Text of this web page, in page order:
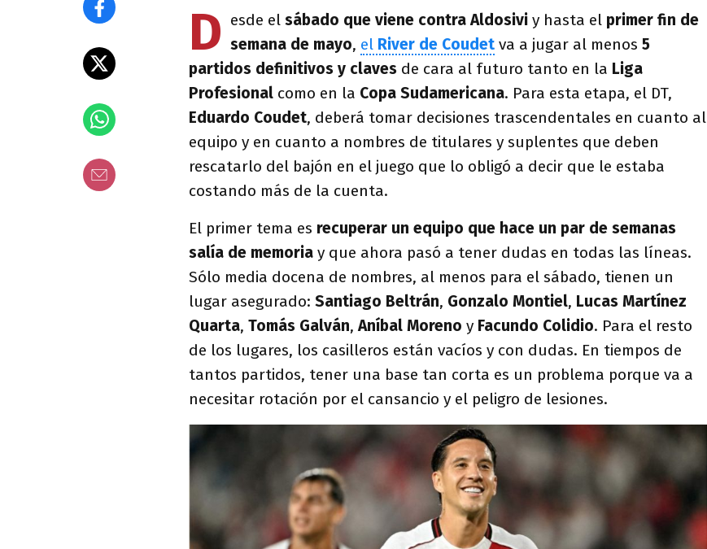
D esde el sábado que viene contra Aldosivi y hasta el primer fin de
semana de mayo, el River de Coudet va a jugar al menos 5
partidos definitivos y claves de cara al futuro tanto en la Liga
Profesional como en la Copa Sudamericana. Para esta etapa, el DT,
Eduardo Coudet, deberá tomar decisiones trascendentales en cuanto al
equipo y en cuanto a nombres de titulares y suplentes que deben
rescatarlo del bajón en el juego que lo obligó a decir que le estaba
costando más de la cuenta.
El primer tema es recuperar un equipo que hace un par de semanas
salía de memoria y que ahora pasó a tener dudas en todas las líneas.
Sólo media docena de nombres, al menos para el sábado, tienen un
lugar asegurado: Santiago Beltrán, Gonzalo Montiel, Lucas Martínez
Quarta, Tomás Galván,Aníbal Moreno y Facundo Colidio. Para el resto
de los lugares, los casilleros están vacíos y con dudas. En tiempos de
tantos partidos, tener una base tan corta es un problema porque va a
necesitar rotación por el cansancio y el peligro de lesiones.